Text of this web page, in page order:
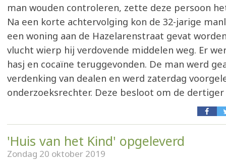
man wouden controleren, zette deze persoon
Na een korte achtervolging kon de 32-jarige
een woning aan de Hazelarenstraat gevat
vlucht wierp hij verdovende middelen weg. Er
hasj en cocaïne teruggevonden. De man werd
verdenking van dealen en werd zaterdag
onderzoeksrechter. Deze besloot om de dertiger
'Huis van het Kind' opgeleverd
Zondag 20 oktober 2019